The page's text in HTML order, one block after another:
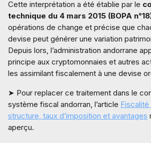
Cette interprétation a été établie par le
technique du 4 mars 2015 (BOPA
opérations de change et précise que
devise peut générer une variation
Depuis lors, l’administration andorrane
principe aux cryptomonnaies et autres
les assimilant fiscalement à une devise
➤ Pour replacer ce traitement dans le
système fiscal andorran, l’article Fiscalité
structure, taux d’imposition et avantages
aperçu.